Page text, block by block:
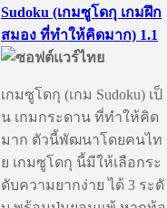
Sudoku (เกมซูโดกุ เกมฝึก
สมอง ที่ทำให้คิดมาก) 1.1
เกมซูโดกุ (เกม Sudoku) เป็
น เกมกระดาน ที่ทำให้คิด
มาก ตัวนี้พัฒนาโดยคนไท
ย เกมซูโดกุ นี้มีให้เลือกระ
ดับความยากง่าย ได้ 3 ระดั